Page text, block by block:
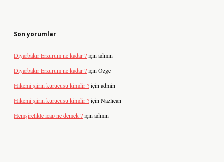
Son yorumlar
Diyarbakır Erzurum ne kadar ?için admin
Diyarbakır Erzurum ne kadar ?için Özge
Hikemi şiirin kurucusu kimdir ?için admin
Hikemi şiirin kurucusu kimdir ?için Nazlıcan
Hemşirelikte icap ne demek ?için admin